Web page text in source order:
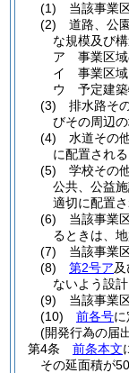
(1)
当該事業
(2)
道路、公
な規模及び
ア
事業区
イ
事業区
ウ
予定建
(3)
排水路そ
びその周辺
(4)
水道その
に配置され
(5)
学校その
公共、公益
適切に配置
(6)
当該事業
るときは、
(7)
当該事業
(8)
第2号ア
ないよう設
(9)
当該事業
(10)
前各号
(開発行為の届
第4条
前条本文
その延面積が